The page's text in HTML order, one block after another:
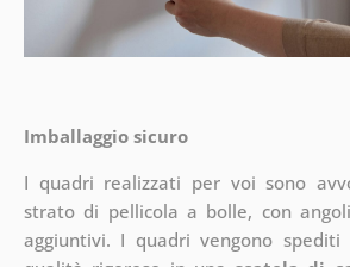
Imballaggio sicuro
I quadri realizzati per voi sono
strato di pellicola a bolle, con
aggiuntivi. I quadri vengono